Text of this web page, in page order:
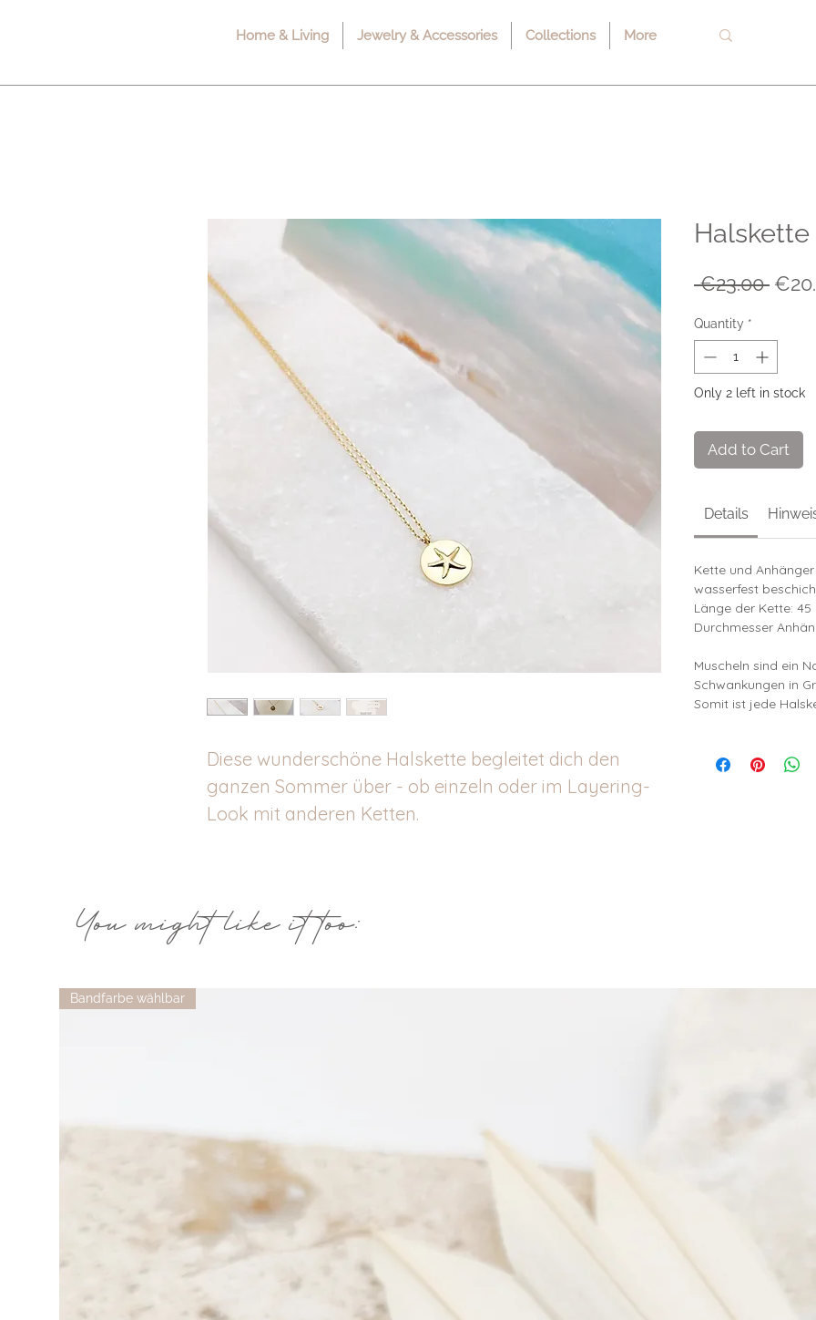
Home & Living Jewelry & Accessories Collections More
Diese wunderschöne Halskette begleitet dich den
ganzen Sommer über - ob einzeln oder im Layering-
Look mit anderen Ketten.
Halskette
€23.00
Quantity *
Only 2 left in stock
Add to Cart
Details
Kette und
wasserfest
Länge der Kette: 45
Durchmesser
Muscheln sind ein
Schwankungen in
Somit ist jede
You might like it too:
Bandfarbe wählbar